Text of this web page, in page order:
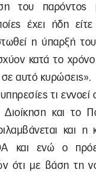
του παρόντος
έχει ήδη
η ύπαρξή
κατά το
σε αυτό κυρώσεις».
τι εννοεί
και το
και η
και ενώ ο
ότι με βάση τη